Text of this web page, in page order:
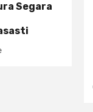
Segara